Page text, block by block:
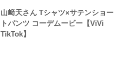
山﨑天さん Tシャツ×サテンショー
トパンツ コーデムービー【ViVi
TikTok】